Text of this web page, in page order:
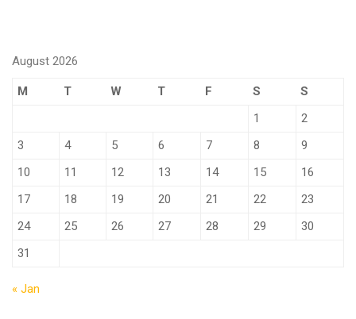
August 2026
M T W T F S
S
1
2
3
4 5 6 7 8
9
10
11 12 13 14 15
16
17
18 19 20 21 22
23
24
25 26 27 28 29
30
31
« Jan